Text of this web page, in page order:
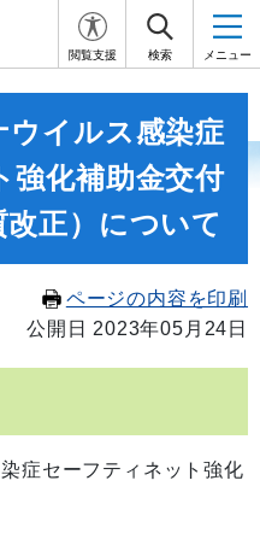
閲覧支援 検索 メニュー
ウイルス感染症
強化補助金交付
正）について
ページの内容を印刷
公開日 2023年05月24日
症セーフティネット強化